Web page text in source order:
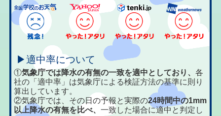
▶適中率について
①気象庁では降水の有無の一致を適中としており、各
社の「適中率」は気象庁による検証方法の基準に則り
算出しています。
②気象庁では、その日の予報と実際の24時間中の1mm
以上降水の有無を比べ、一致した場合に適中と判定し